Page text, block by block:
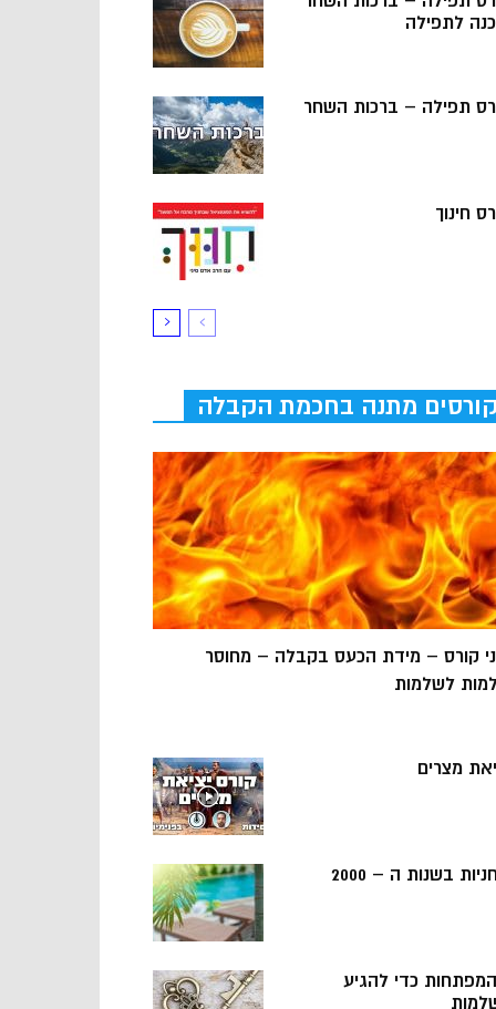
לתפילה
תפילה – ברכות השחר
חינוך
קורסים מתנה בחכמת הקבלה
קורס – מידת הכעס בקבלה – מחוסר
לשלמות
מצרים
בשנות ה – 2000
5 המפתחות כדי להגיע